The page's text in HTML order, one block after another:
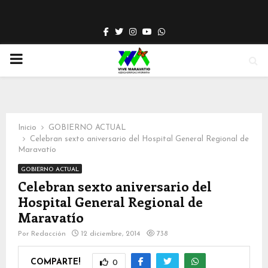
Facebook
TwitterInstagram
YoutubeWhatsapp
PRIMARY
Inicio
GOBIERNO ACTUAL
Celebran sexto aniversario del Hospital General Regional de
Maravatío
GOBIERNO ACTUAL
Celebran sexto aniversario del
Hospital General Regional de
Maravatío
Por Redacción 12 diciembre, 2014 738
COMPARTE! 0